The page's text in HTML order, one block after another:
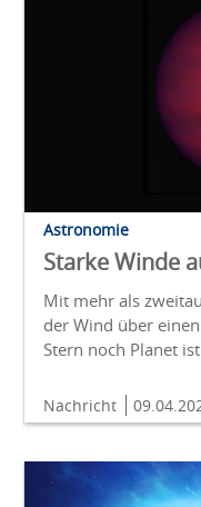
Astronomie
Starke Winde
Mit mehr als
der Wind über
Stern noch Planet
Nachricht